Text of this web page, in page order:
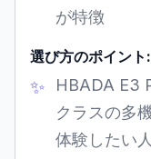
が特徴
選び方のポイント:
HBADA E3
クラスの多
体験したい